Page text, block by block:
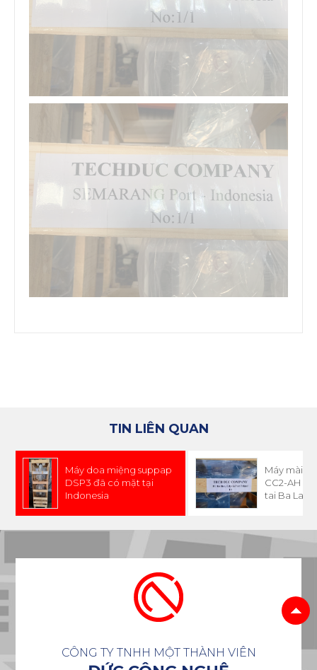
TIN LIÊN QUAN
Máy doa miệng suppap
DSP3 đã có mặt tại
Indonesia
Máy mài
CC2-AH
tai Ba Lan
CÔNG TY TNHH MỘT THÀNH VIÊN